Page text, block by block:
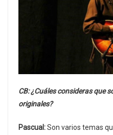
CB: ¿Cuáles consideras que
originales?
Pascual:Son varios temas